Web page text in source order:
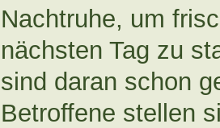
Nachtruhe, um
nächsten Tag zu
sind daran schon
Betroffene stellen